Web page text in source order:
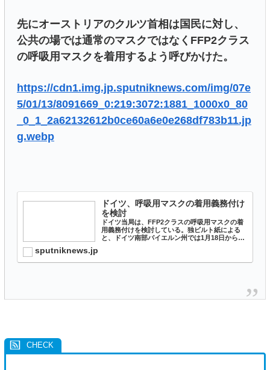
先にオーストリアのクルツ首相は国民に対し、
公共の場では通常のマスクではなくFFP2クラス
の呼吸用マスクを着用するよう呼びかけた。
https://cdn1.img.jp.sputniknews.com/img/07e
5/01/13/8091669_0:219:3072:1881_1000x0_80
_0_1_2a62132612b0ce60a6e0e268df783b11.jp
g.webp
ドイツ、呼吸用マスクの着用義務付け
を検討
ドイツ当局は、FFP2クラスの呼吸用マスクの着
用義務付けを検討している。独ビルト紙による
と、ドイツ南部バイエルン州では1月18日からす
sputniknews.jp